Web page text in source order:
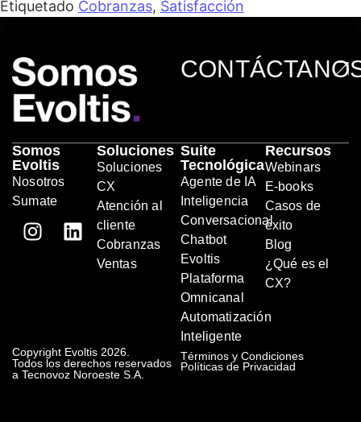
Etiquetado Cobranzas, Satisfacción
Soluciones
Soluciones
CX
Atención al
cliente
Cobranzas
Ventas
Suite
Tecnológica
Agente de IA
Inteligencia
Conversacional
Chatbot
Evoltis
Plataforma
Omnicanal
Automatización
Inteligente
Recursos
Webinars
E-books
Casos de
éxito
Blog
¿Qué es el
CX?
Somos
Evoltis
Nosotros
Sumate
Copyright Evoltis 2026.
Todos los derechos reservados
a Tecnovoz Noroeste S.A.
Términos y Condiciones
Políticas de Privacidad